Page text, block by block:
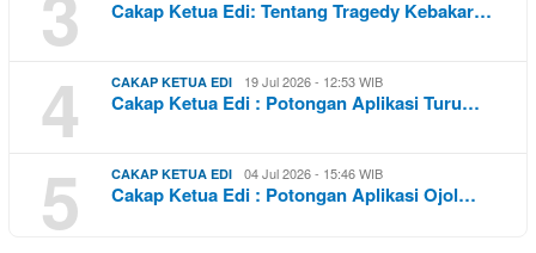
Cakap Ketua Edi: Tentang Tragedy Kebakar…
4 CAKAP KETUA EDI 19 Jul 2026 - 12:53 WIB
Cakap Ketua Edi : Potongan Aplikasi Turu…
5 CAKAP KETUA EDI 04 Jul 2026 - 15:46 WIB
Cakap Ketua Edi : Potongan Aplikasi Ojol…